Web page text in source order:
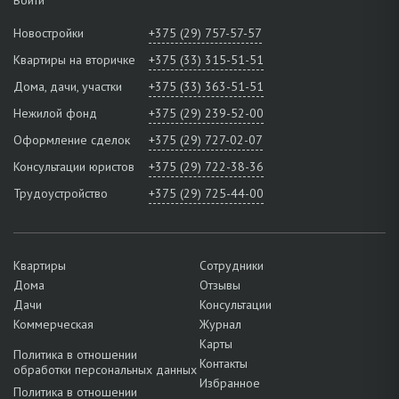
Новостройки
+375 (29) 757-57-57
Квартиры на вторичке
+375 (33) 315-51-51
Дома, дачи, участки
+375 (33) 363-51-51
Нежилой фонд
+375 (29) 239-52-00
Оформление сделок
+375 (29) 727-02-07
Консультации юристов
+375 (29) 722-38-36
Трудоустройство
+375 (29) 725-44-00
Квартиры
Дома
Дачи
Коммерческая
Политика в отношении
обработки персональных данных
Политика в отношении
Сотрудники
Отзывы
Консультации
Журнал
Карты
Контакты
Избранное